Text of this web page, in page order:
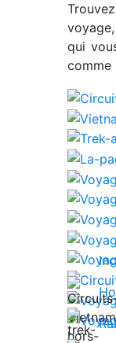
qui
comme